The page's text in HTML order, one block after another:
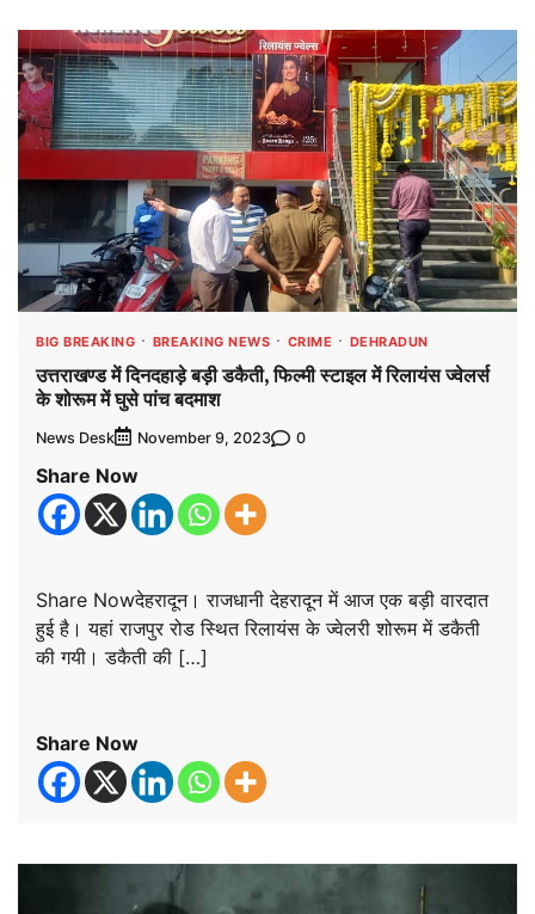
BIG BREAKING BREAKING NEWS CRIME DEHRADUN
उत्तराखण्ड में दिनदहाड़े बड़ी डकैती, फिल्मी स्टाइल में रिलायंस ज्वेलर्स
के शोरूम में घुसे पांच बदमाश
News Desk November 9, 2023 0
Share Now
Share Nowदेहरादून। राजधानी देहरादून में आज एक बड़ी वारदात
हुई है। यहां राजपुर रोड स्थित रिलायंस के ज्वेलरी शोरूम में डकैती
की गयी। डकैती की […]
Share Now